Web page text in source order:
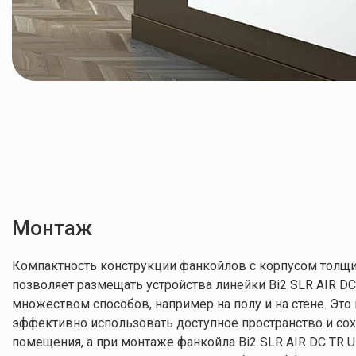
Монтаж
Компактность конструкции фанкойлов с корпусом
позволяет размещать устройства линейки Bi2 SLR AIR
множеством способов, например на полу и на стене.
эффективно использовать доступное пространство и
помещения, а при монтаже фанкойла Bi2 SLR AIR DC TR
Холодопроизводительность 0,38 / 0,71 /
Площадь помещения 10 м²
a20/15 - w50/-
Максимальная статическая
эффективность нагрева
(50°C)
0.37 кВт
Максимальная статическая